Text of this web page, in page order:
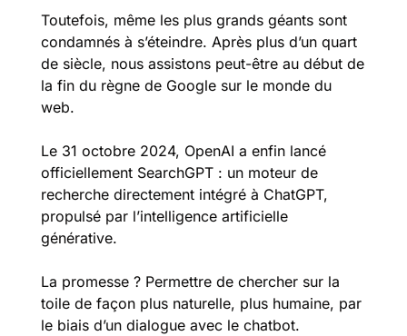
Toutefois, même les plus grands géants sont
condamnés à s’éteindre. Après plus d’un quart
de siècle, nous assistons peut-être au début de
la fin du règne de Google sur le monde du
web.
Le 31 octobre 2024, OpenAI a enfin lancé
officiellement SearchGPT : un moteur de
recherche directement intégré à ChatGPT,
propulsé par l’intelligence artificielle
générative.
La promesse ? Permettre de chercher sur la
toile de façon plus naturelle, plus humaine, par
le biais d’un dialogue avec le chatbot.